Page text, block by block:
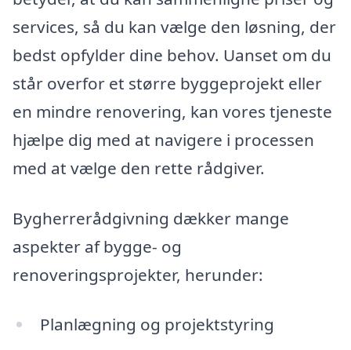
services, så du kan vælge den løsning, der
bedst opfylder dine behov. Uanset om du
står overfor et større byggeprojekt eller
en mindre renovering, kan vores tjeneste
hjælpe dig med at navigere i processen
med at vælge den rette rådgiver.
Bygherrerådgivning dækker mange
aspekter af bygge- og
renoveringsprojekter, herunder:
Planlægning og projektstyring